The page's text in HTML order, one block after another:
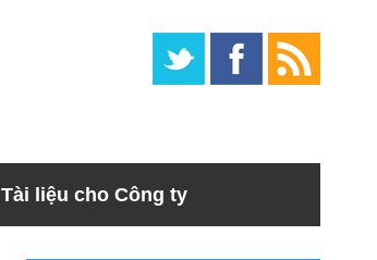
Tài liệu cho Công ty